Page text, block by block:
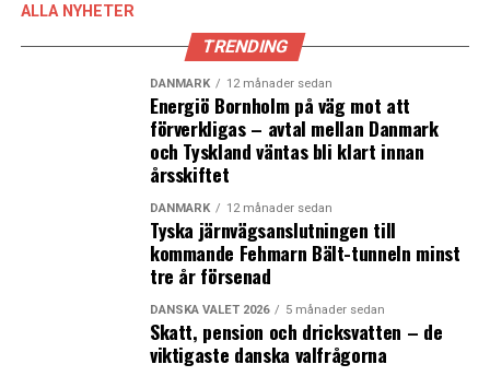
LÄS OCKSÅ:
Sverige satsar 30 miljoner på att hjälpa företag att
göra affärer med internationella
forskningsanläggningar
Malmö hämtar ny fastighets- och gatudirektör från
ALLA NYHETER
TRENDING
DANMARK 12 månader sedan
Energiö Bornholm på väg mot att
förverkligas – avtal mellan Danmark
och Tyskland väntas bli klart innan
årsskiftet
DANMARK 12 månader sedan
Tyska järnvägsanslutningen till
kommande Fehmarn Bält-tunneln minst
tre år försenad
DANSKA VALET 2026 5 månader sedan
Skatt, pension och dricksvatten – de
viktigaste danska valfrågorna